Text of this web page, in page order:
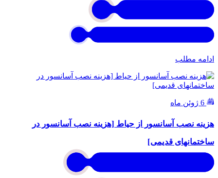
ادامه مطلب
هزینه نصب آسانسور از حیاط [هزینه نصب آسانسور در
ساختمانهای قدیمی]